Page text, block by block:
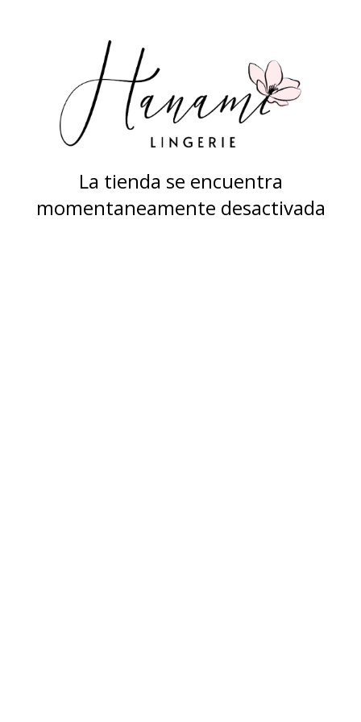
La tienda se encuentra
momentaneamente desactivada